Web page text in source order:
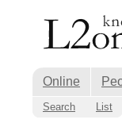
Online
Search List